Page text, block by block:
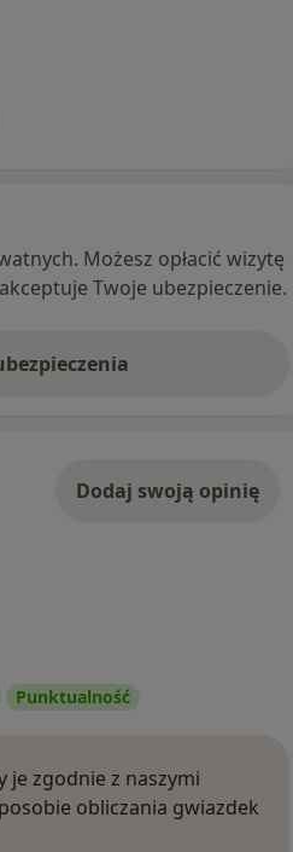
Możesz opłacić wizytę
Twoje ubezpieczenie.
Dodaj swoją opinię
Punktualność
je zgodnie z naszymi
obliczania gwiazdek